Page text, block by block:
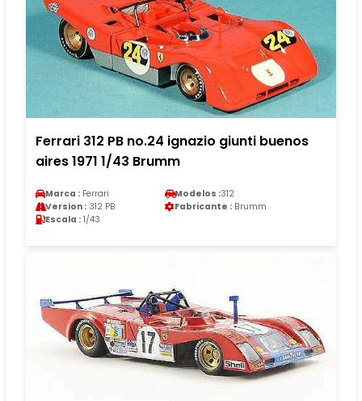
Ferrari 312 PB no.24 ignazio giunti buenos
aires 1971 1/43 Brumm
Marca : Ferrari Modelos :312
Version : 312 PB Fabricante : Brumm
Escala : 1/43